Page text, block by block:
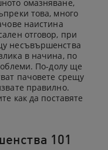
омазняване,
това, много
наистина
отговор, при
несъвършенства
в начина, по
По-долу ще
пачовете срещу
правилно.
как да поставяте
101